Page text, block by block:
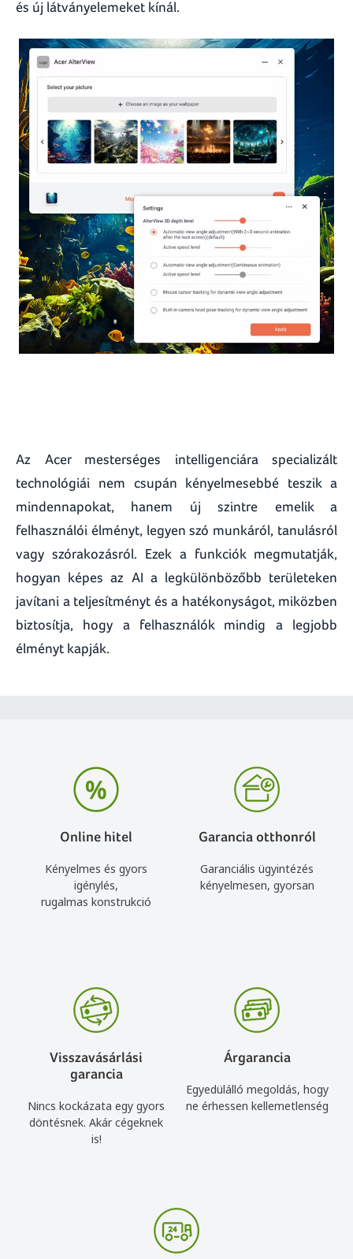
és új látványelemeket kínál.
Az Acer mesterséges intelligenciára specializált
technológiái nem csupán kényelmesebbé teszik a
mindennapokat, hanem új szintre emelik a
felhasználói élményt, legyen szó munkáról, tanulásról
vagy szórakozásról. Ezek a funkciók megmutatják,
hogyan képes az AI a legkülönbözőbb területeken
javítani a teljesítményt és a hatékonyságot, miközben
biztosítja, hogy a felhasználók mindig a legjobb
élményt kapják.
Online hitel
Kényelmes és gyors
igénylés,
rugalmas konstrukció
Garancia otthonról
Garanciális ügyintézés
kényelmesen, gyorsan
Visszavásárlási
garancia
Nincs kockázata egy gyors
döntésnek. Akár cégeknek
is!
Árgarancia
Egyedülálló megoldás, hogy
ne érhessen kellemetlenség